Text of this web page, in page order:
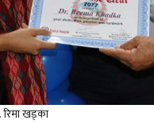
रिमा खड्का